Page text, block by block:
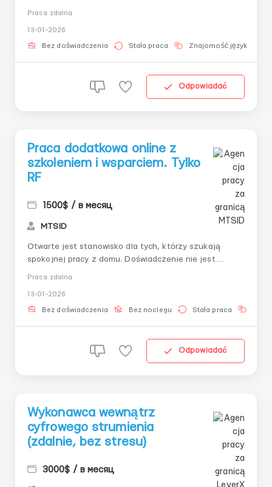
każdym etapie.Co wchodzi w obowiązki:— Sprawdzanie
i przetwarzanie wniosków;— Prowadzenie koresp...
Praca zdalna
13-01-2026
Bez doświadczenia Stała praca Znajomość języka
Odpowiadać
Praca dodatkowa online z
szkoleniem i wsparciem. Tylko
RF
1500$ / в месяц
MTSID
Otwarte jest stanowisko dla tych, którzy szukają
spokojnej pracy z domu. Doświadczenie nie jest
przychodzące wnioski;— Prowadzić korespondencję
według gotowych szablonów;— Pracować zgo...
Praca zdalna
13-01-2026
Bez doświadczenia Bez noclegu Stała praca
Odpowiadać
Wykonawca wewnątrz
cyfrowego strumienia
(zdalnie, bez stresu)
3000$ / в месяц